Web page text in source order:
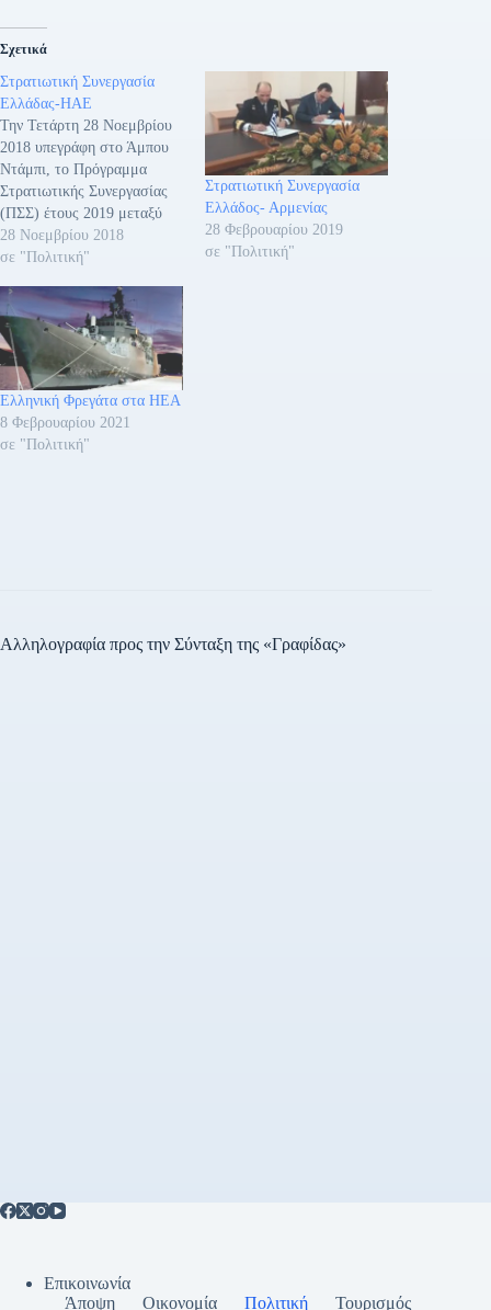
Σχετικά
Στρατιωτική Συνεργασία
Ελλάδας-ΗΑΕ
Την Τετάρτη 28 Νοεμβρίου
2018 υπεγράφη στο Άμπου
Ντάμπι, το Πρόγραμμα
Στρατιωτικής Συνεργασίας
(ΠΣΣ) έτους 2019 μεταξύ
της Ελλάδας και των
Ηνωμένων Αραβικών
υπέγραψαν ο Διευθυντής της
Διευθύνσεως Διεθνών
Σχέσεων του ΓΕΕΘΑ,
Αρχιπλοίαρχος Μιχαήλ
Ναούμ ΠΝ, και ο
επικεφαλής της Διοίκησης
και Ανθρωπίνου Δυναμικού
του Υπουργείου…
28 Νοεμβρίου 2018
σε "Πολιτική"
Στρατιωτική Συνεργασία
Ελλάδος- Αρμενίας
28 Φεβρουαρίου 2019
σε "Πολιτική"
Ελληνική Φρεγάτα στα ΗΕΑ
8 Φεβρουαρίου 2021
σε "Πολιτική"
Αλληλογραφία προς την Σύνταξη της «Γραφίδας»
Επικοινωνία
Άποψη
Οικονομία Πολιτική Τουρισμός